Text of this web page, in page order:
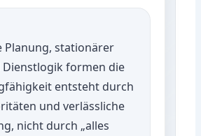
Planung, stationärer
Dienstlogik formen die
entsteht durch
und verlässliche
nicht durch „alles